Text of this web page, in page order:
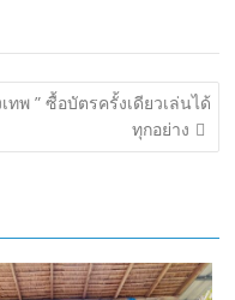
พ ” ซื้อบัตรครั้งเดียวเล่นได้
ทุกอย่าง